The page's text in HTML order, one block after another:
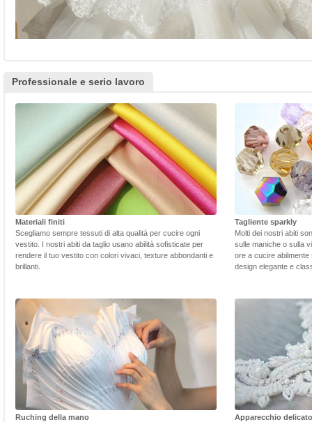
Professionale e serio lavoro
Materiali finiti
Scegliamo sempre tessuti di alta qualità per cucire ogni
vestito. I nostri abiti da taglio usano abilità sofisticate per
rendere il tuo vestito con colori vivaci, texture abbondanti e
brillanti.
Tagliente sparkly
Molti dei nostri abiti
sulle maniche o sulla
ore a cucire
design elegante e
Ruching della mano
Apparecchio delicato